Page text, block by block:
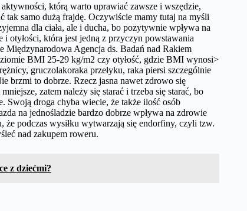
którą warto uprawiać zawsze i wszędzie,
tak samo dużą frajdę. Oczywiście mamy tutaj na myśli
dla ciała, ale i ducha, bo pozytywnie wpływa na
otyłości, która jest jedną z przyczyn powstawania
Agencja ds. Badań nad Rakiem
BMI 25-29 kg/m2 czy otyłość, gdzie BMI wynosi>
gruczolakoraka przełyku, raka piersi szczególnie
brzmi to dobrze. Rzecz jasna nawet zdrowo się
zatem należy się starać i trzeba się starać, bo
Swoją droga chyba wiecie, że także ilość osób
na jednośladzie bardzo dobrze wpływa na zdrowie
podczas wysiłku wytwarzają się endorfiny, czyli tzw.
nad zakupem roweru.
z dziećmi?